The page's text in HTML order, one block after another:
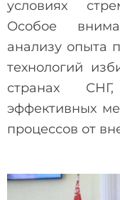
условиях
Особое
анализу опыта
технологий
странах
эффективных
процессов от